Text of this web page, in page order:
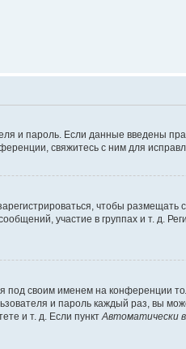
и пароль. Если данные введены
свяжитесь с ним для
чтобы
участие в группах и т. д.
под своим именем на конференции
и пароль каждый раз, вы
и т. д. Если пункт Автоматически